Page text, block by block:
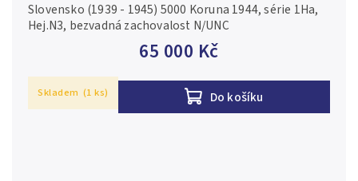
65 000 Kč
Do košíku
Slovensko (1939 - 1945) 5000 Koruna 1944, série 1Ha,
Hej.N3, bezvadná zachovalost N/UNC
Skladem (1 ks)